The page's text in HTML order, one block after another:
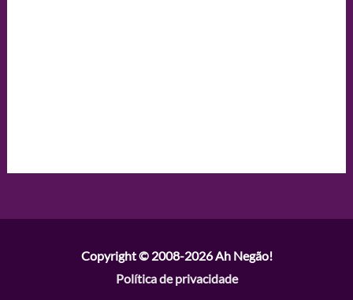
Copyright © 2008-2026Ah Negão!
Política de privacidade